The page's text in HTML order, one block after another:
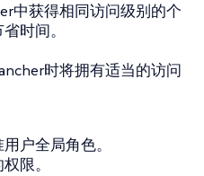
中获得相同访问级别的个
时间。
时将拥有适当的访问
户全局角色。
限。